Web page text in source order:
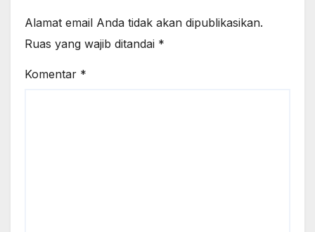
Alamat email Anda tidak akan dipublikasikan.
Ruas yang wajib ditandai *
Komentar *